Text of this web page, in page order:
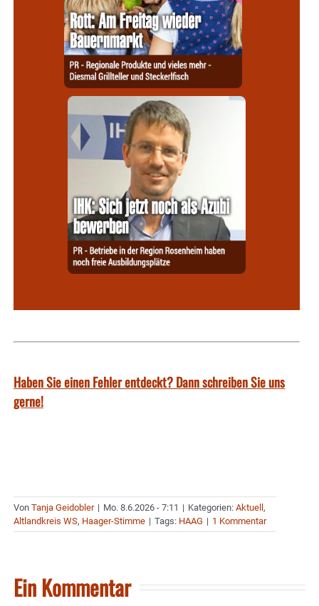
Haben Sie einen Fehler entdeckt? Dann schreiben Sie uns
gerne!
Von Tanja Geidobler | Mo. 8.6.2026 - 7:11 | Kategorien: Aktuell,
Altlandkreis WS, Haager-Stimme | Tags: HAAG | 1 Kommentar
Ein Kommentar